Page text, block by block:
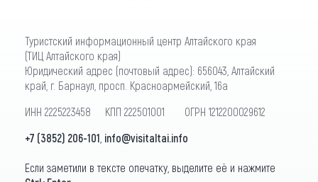
Туристский информационный центр Алтайского края
(ТИЦ Алтайского края)
Юридический адрес (почтовый адрес): 656043, Алтайский
край, г. Барнаул, просп. Красноармейский, 16а
ИНН 2225223458 КПП 222501001 ОГРН 1212200029612
+7 (3852) 206-101 info@visitaltai.info
Если заметили в тексте опечатку, выделите её и нажмите